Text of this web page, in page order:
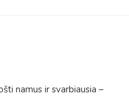
namus ir svarbiausia –